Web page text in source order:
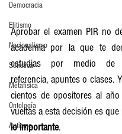
Democracia
Elitismo
Nacionalismo
Sofística
Metafísica
Ontología
Autismo
Aprobar el examen PIR no
academia por la que te
estudias por medio de
referencia, apuntes o clases.
cientos de opositores al
vueltas a esta decisión es que
lo importante.